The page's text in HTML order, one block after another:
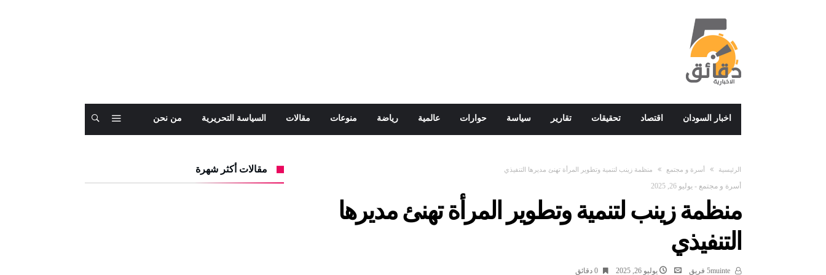
اخبار السودان اقتصاد تحقيقات تقارير سياسة حوارات عالمية رياضة منوعات مقالات السياسة التحريرية من نحن
‫الرئيسية‬ أسرة و مجتمع منظمة زينب لتنمية وتطوير المرأة تهنئ مديرها التنفيذي
أسرة و مجتمع - يوليو 26, 2025
منظمة زينب لتنمية وتطوير المرأة تهنئ مديرها
التنفيذي
يوليو 26, 2025 0 ‫دقائق‬
مقالات أكثر شهرة